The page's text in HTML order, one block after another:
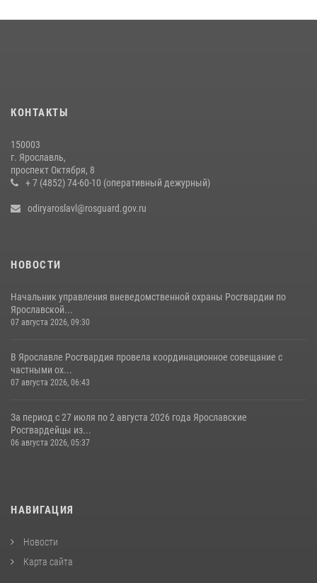
20 июля 2026, 11:31
СОВЕРШИЛИ БОЛЕЕ 400 ВЫЕЗДОВ ПО СИГНАЛАМ «ТРЕВОГА»
13 июля 2026, 08:33
КОНТАКТЫ
150003
г. Ярославль,
проспект Октября, 8
+ 7 (4852) 74-60-10 (оперативный дежурный)
odiryaroslavl@rosguard.gov.ru
НОВОСТИ
Начальник управления вневедомственной охраны Росгвардии по
Ярославской...
07 августа 2026, 09:30
В Ярославле Росгвардия провела координационное совещание с
частными ох...
07 августа 2026, 06:43
За период с 27 июля по 2 августа 2026 года Ярославские
Росгвардейцы из...
06 августа 2026, 05:37
НАВИГАЦИЯ
Новости
Карта сайта